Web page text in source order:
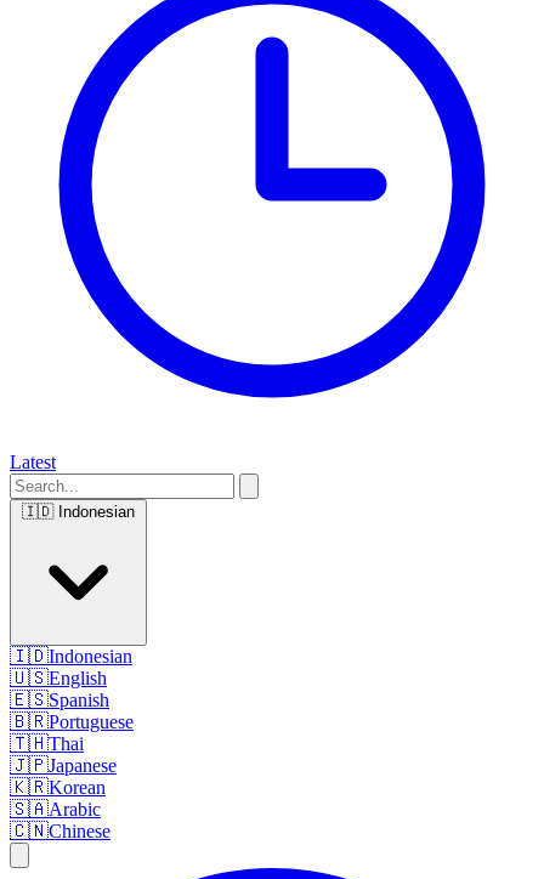
Latest
🇮🇩 Indonesian
🇮🇩Indonesian
🇺🇸English
🇪🇸Spanish
🇧🇷Portuguese
🇹🇭Thai
🇯🇵Japanese
🇰🇷Korean
🇸🇦Arabic
🇨🇳Chinese